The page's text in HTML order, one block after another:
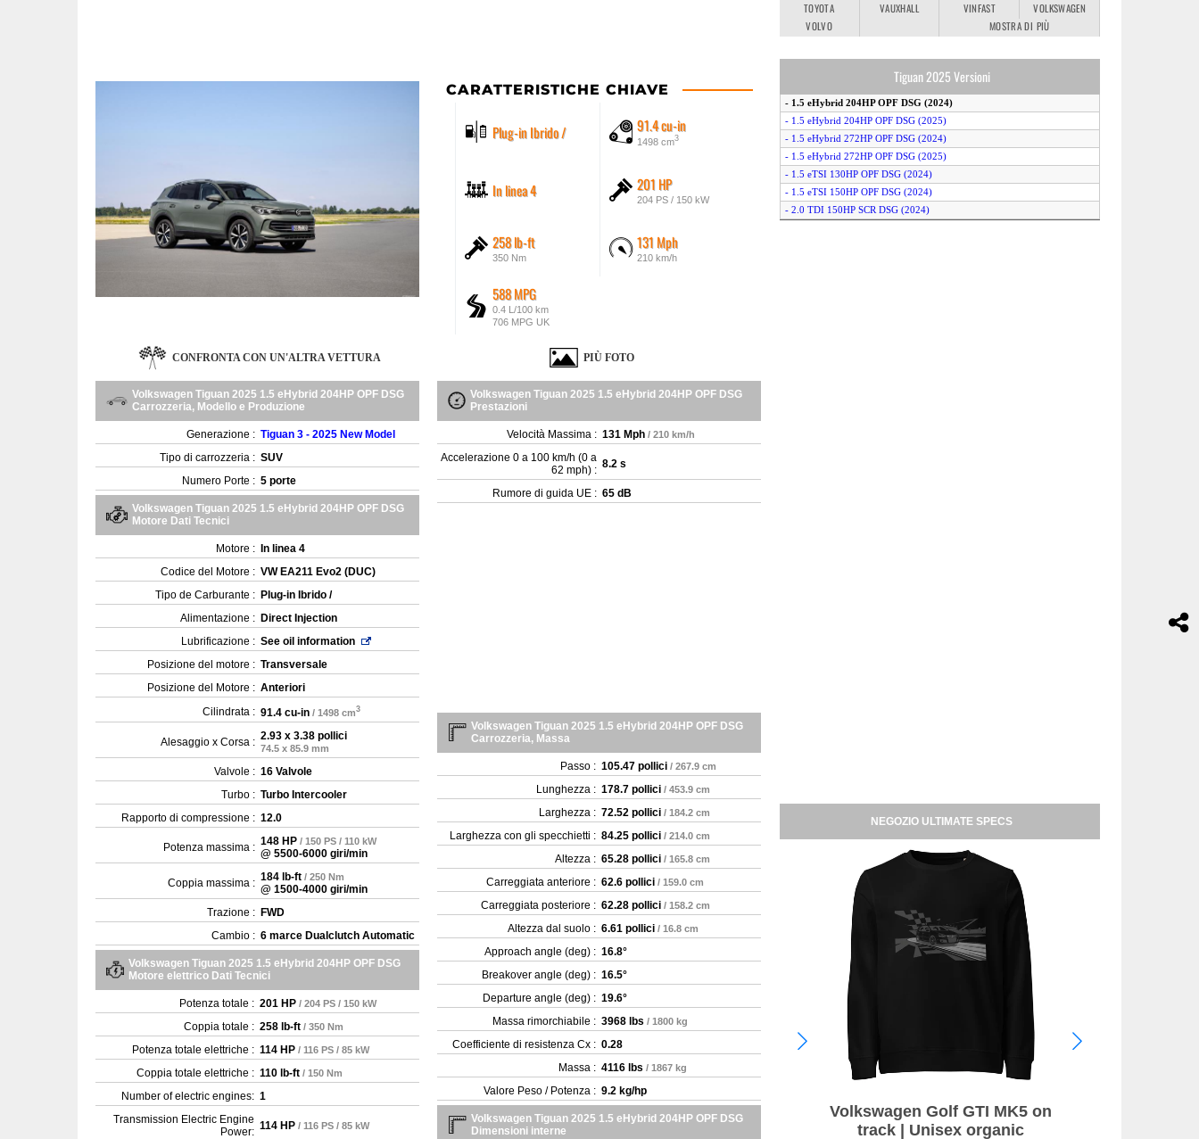
CARATTERISTICHE CHIAVE
Plug-in Ibrido / 91.4 cu-in
1498 cm3
In linea 4 201 HP
204 PS / 150 kW
258 lb-ft
350 Nm
131 Mph
210 km/h
588 MPG
0.4 L/100 km
706 MPG UK
CONFRONTA CON UN'ALTRA VETTURA PIÙ FOTO
Volkswagen Tiguan 2025 1.5 eHybrid 204HP OPF DSG
Carrozzeria, Modello e Produzione
Generazione : Tiguan 3 - 2025 New Model
Tipo di carrozzeria : SUV
Numero Porte : 5 porte
Volkswagen Tiguan 2025 1.5 eHybrid 204HP OPF DSG
Motore Dati Tecnici
Motore :
In linea 4
Codice del Motore : VW EA211 Evo2 (DUC)
Tipo de Carburante : Plug-in Ibrido /
Alimentazione : Direct Injection
Lubrificazione : See oil information
Posizione del motore : Transversale
Posizione del Motore : Anteriori
Cilindrata : 91.4 cu-in / 1498 cm3
Alesaggio x Corsa : 2.93 x 3.38 pollici
74.5 x 85.9 mm
Valvole : 16 Valvole
Turbo : Turbo Intercooler
Rapporto di compressione : 12.0
Potenza massima : 148 HP / 150 PS / 110 kW
@ 5500-6000 giri/min
Coppia massima : 184 lb-ft / 250 Nm
@ 1500-4000 giri/min
Trazione : FWD
Cambio : 6 marce Dualclutch Automatic
Volkswagen Tiguan 2025 1.5 eHybrid 204HP OPF DSG
Motore elettrico Dati Tecnici
Potenza totale : 201 HP / 204 PS / 150 kW
Coppia totale : 258 lb-ft / 350 Nm
Potenza totale elettriche : 114 HP / 116 PS / 85 kW
Coppia totale elettriche : 110 lb-ft / 150 Nm
Number of electric engines: 1
Transmission Electric Engine
Power: 114 HP / 116 PS / 85 kW
Volkswagen Tiguan 2025 1.5 eHybrid 204HP OPF DSG
Prestazioni
Velocità Massima : 131 Mph / 210 km/h
Accelerazione 0 a 100 km/h (0 a
62 mph) : 8.2 s
Rumore di guida UE : 65 dB
Volkswagen Tiguan 2025 1.5 eHybrid 204HP OPF DSG
Carrozzeria, Massa
Passo : 105.47 pollici / 267.9 cm
Lunghezza : 178.7 pollici / 453.9 cm
Larghezza : 72.52 pollici / 184.2 cm
Larghezza con gli specchietti : 84.25 pollici / 214.0 cm
Altezza : 65.28 pollici / 165.8 cm
Carreggiata anteriore : 62.6 pollici / 159.0 cm
Carreggiata posteriore : 62.28 pollici / 158.2 cm
Altezza dal suolo : 6.61 pollici / 16.8 cm
Approach angle (deg) : 16.8°
Breakover angle (deg) : 16.5°
Departure angle (deg) : 19.6°
Massa rimorchiabile : 3968 lbs / 1800 kg
Coefficiente di resistenza Cx : 0.28
Massa : 4116 lbs / 1867 kg
Valore Peso / Potenza : 9.2 kg/hp
Volkswagen Tiguan 2025 1.5 eHybrid 204HP OPF DSG
Dimensioni interne
TOYOTA
VAUXHALL VINFAST
VOLKSWAGEN
VOLVO
MOSTRA DI PIÙ
Tiguan 2025 Versioni
- 1.5 eHybrid 204HP OPF DSG (2024)
- 1.5 eHybrid 204HP OPF DSG (2025)
- 1.5 eHybrid 272HP OPF DSG (2024)
- 1.5 eHybrid 272HP OPF DSG (2025)
- 1.5 eTSI 130HP OPF DSG (2024)
- 1.5 eTSI 150HP OPF DSG (2024)
- 2.0 TDI 150HP SCR DSG (2024)
NEGOZIO ULTIMATE SPECS